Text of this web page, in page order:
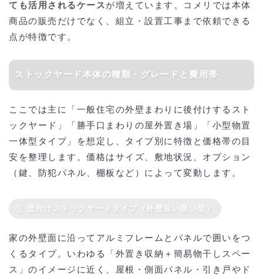
ても活用されるケース が増えています。コメリでは本体
商品の販売だけでなく、組立・設置工事まで依頼できる
点が特徴です。
ストックヤード本体の種類・グレードと費用帯
ここでは主に「一般住宅の外壁まわりに後付けするスト
ックヤード」「勝手口まわりの屋外置き場」「小型物置
一体型タイプ」を想定し、タイプ別に特徴と価格帯の目
安を整理します。価格はサイズ、敷地状況、オプション
（鍵、防犯パネル、棚板など）によって変動します。
① 壁付けストックヤードタイプ（外壁沿い囲い型）
家の外壁面に沿ってアルミフレームとパネルで囲いをつ
くるタイプ。いわゆる「外置き収納＋簡易物干しスペー
ス」のイメージに近く、屋根・側面パネル・引き戸やド